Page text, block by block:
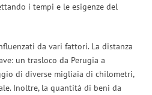
i tempi e le esigenze del
da vari fattori. La distanza
un trasloco da Perugia a
di diverse migliaia di chilometri,
Inoltre, la quantità di beni da